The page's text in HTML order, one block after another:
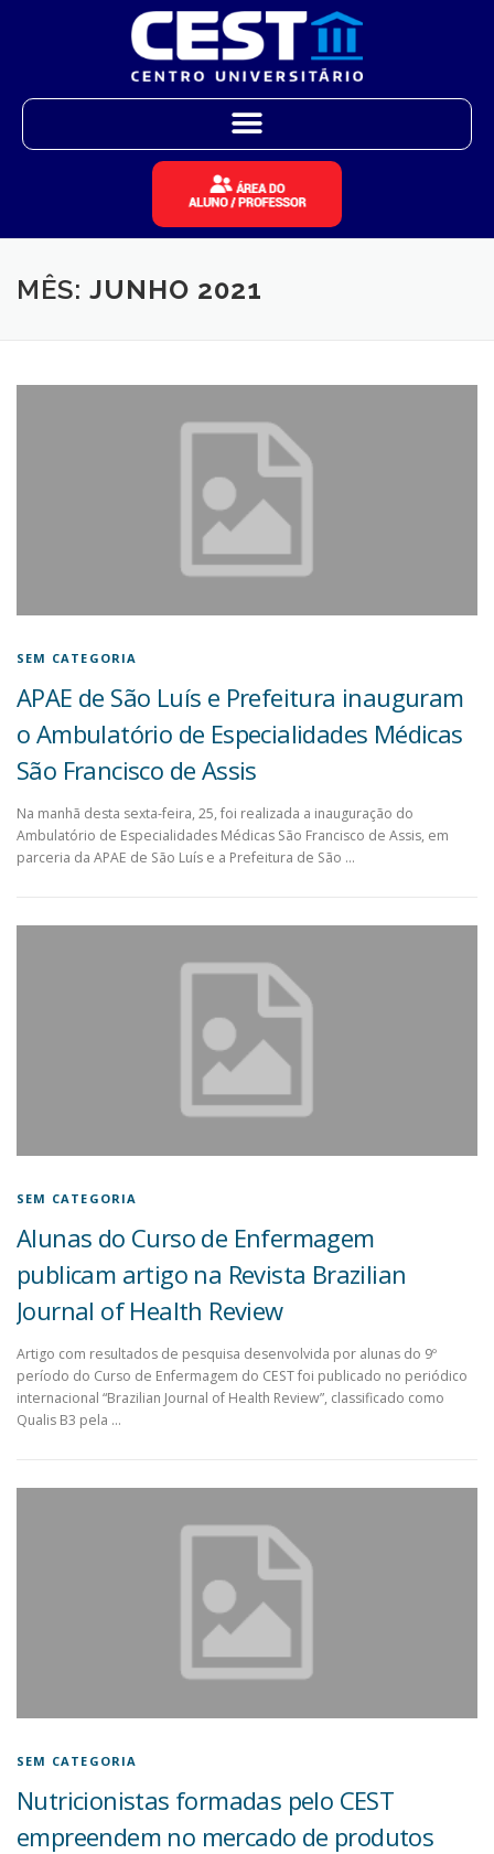
MÊS: JUNHO 2021
SEM CATEGORIA
APAE de São Luís e Prefeitura inauguram
o Ambulatório de Especialidades Médicas
São Francisco de Assis
Na manhã desta sexta-feira, 25, foi realizada a inauguração do
Ambulatório de Especialidades Médicas São Francisco de Assis, em
parceria da APAE de São Luís e a Prefeitura de São …
SEM CATEGORIA
Alunas do Curso de Enfermagem
publicam artigo na Revista Brazilian
Journal of Health Review
Artigo com resultados de pesquisa desenvolvida por alunas do 9º
período do Curso de Enfermagem do CEST foi publicado no periódico
internacional “Brazilian Journal of Health Review”, classificado como
Qualis B3 pela …
SEM CATEGORIA
Nutricionistas formadas pelo CEST
empreendem no mercado de produtos